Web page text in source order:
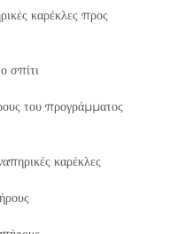
καρέκλες προς
σπίτι
του προγράμματος
καρέκλες